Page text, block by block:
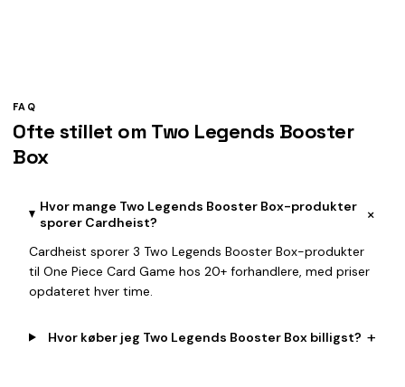
FAQ
Ofte stillet om Two Legends Booster
Box
Hvor mange Two Legends Booster Box-produkter
sporer Cardheist?
+
Cardheist sporer 3 Two Legends Booster Box-produkter
til One Piece Card Game hos 20+ forhandlere, med priser
opdateret hver time.
Hvor køber jeg Two Legends Booster Box billigst? +